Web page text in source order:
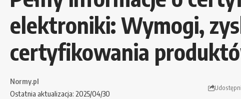
elektroniki: Wymogi,
certyfikowania
Ostatnia aktualizacja: 2025/04/30
Normy.pl